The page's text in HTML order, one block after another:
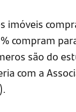
imóveis
compram
são do
com a